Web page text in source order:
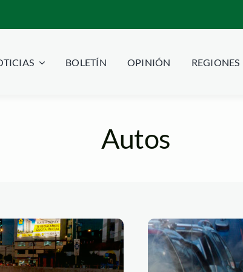
BOLETÍN OPINIÓN REGIONES
Autos